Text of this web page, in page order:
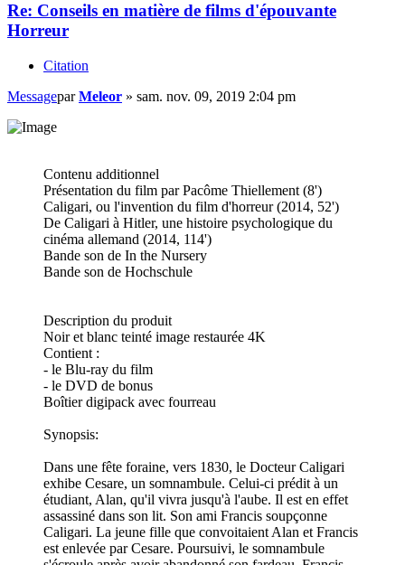
Re: Conseils en matière de films d'épouvante
Horreur
Citation
MessageparMeleor » sam. nov. 09, 2019 2:04 pm
Contenu additionnel
Présentation du film par Pacôme Thiellement (8')
Caligari, ou l'invention du film d'horreur (2014, 52')
De Caligari à Hitler, une histoire psychologique du
cinéma allemand (2014, 114')
Bande son de In the Nursery
Bande son de Hochschule
Description du produit
Noir et blanc teinté image restaurée 4K
Contient :
- le Blu-ray du film
- le DVD de bonus
Boîtier digipack avec fourreau
Synopsis:
Dans une fête foraine, vers 1830, le Docteur Caligari
exhibe Cesare, un somnambule. Celui-ci prédit à un
étudiant, Alan, qu'il vivra jusqu'à l'aube. Il est en effet
assassiné dans son lit. Son ami Francis soupçonne
Caligari. La jeune fille que convoitaient Alan et Francis
est enlevée par Cesare. Poursuivi, le somnambule